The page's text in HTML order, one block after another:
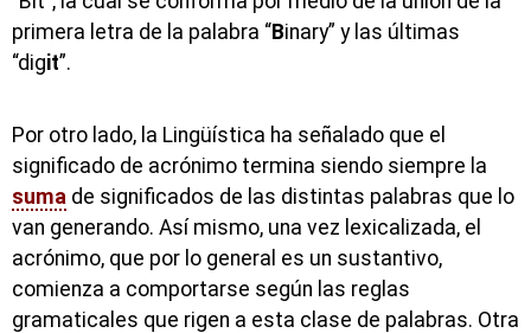
primera letra de la palabra “Binary” y las últimas
“digit”.
Por otro lado, la Lingüística ha señalado que el
significado de acrónimo termina siendo siempre la
suma de significados de las distintas palabras que lo
van generando. Así mismo, una vez lexicalizada, el
acrónimo, que por lo general es un sustantivo,
comienza a comportarse según las reglas
gramaticales que rigen a esta clase de palabras. Otra